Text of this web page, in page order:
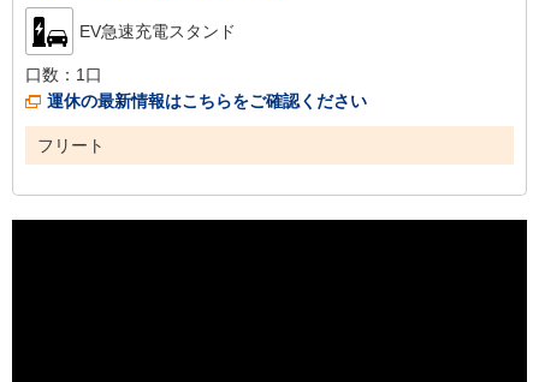
EV急速充電スタンド
口数： 1口
運休の最新情報はこちらをご確認ください
フリート